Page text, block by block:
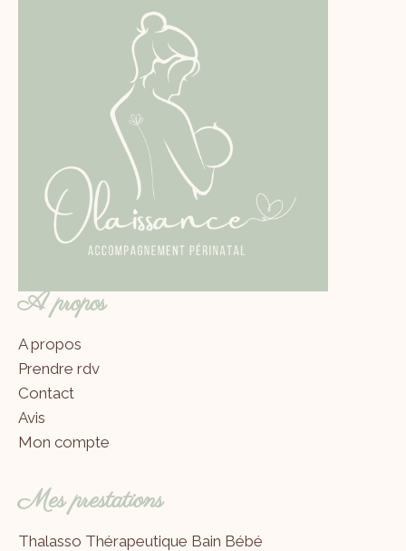
A propos
A propos
Prendre rdv
Contact
Avis
Mon compte
Mes prestations
Thalasso Thérapeutique Bain Bébé